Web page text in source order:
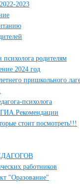
2023
психолога родителям
2024 год
пришкольного
психолога
ГИА.Рекомендации
стоит посмотреть!!!
работников
"Оразование"